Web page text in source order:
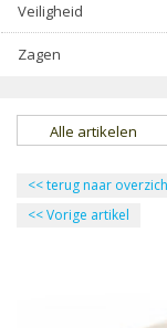
Veiligheid
Zagen
Alle artikelen
<<terug naar
<<Vorige artikel